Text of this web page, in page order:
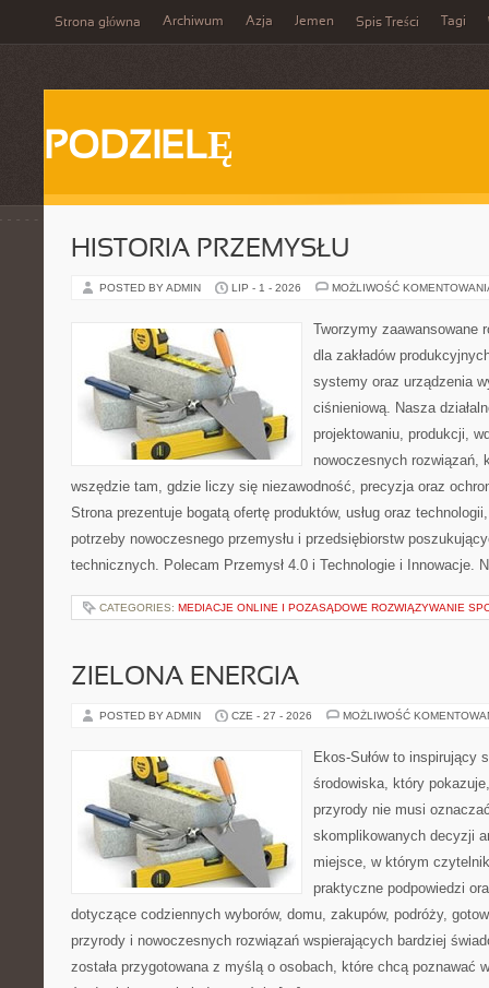
Strona główna Archiwum Azja Jemen Spis Treści Tagi
PODZIELĘ
HISTORIA PRZEMYSŁU
POSTED BY ADMIN LIP - 1 - 2026 MOŻLIWOŚĆ
Tworzymy zaawansowane
dla zakładów
systemy oraz urządzenia
ciśnieniową. Nasza
projektowaniu, produkcji,
nowoczesnych rozwiązań,
wszędzie tam, gdzie liczy się niezawodność, precyzja oraz
Strona prezentuje bogatą ofertę produktów, usług oraz
potrzeby nowoczesnego przemysłu i przedsiębiorstw
technicznych. Polecam Przemysł 4.0 i Technologie i Innowacje.
CATEGORIES: MEDIACJE ONLINE I POZASĄDOWE ROZWIĄZYWANIE
ZIELONA ENERGIA
POSTED BY ADMIN CZE - 27 - 2026 MOŻLIWOŚĆ
Ekos-Sułów to inspirujący
środowiska, który
przyrody nie musi
skomplikowanych decyzji
miejsce, w którym
praktyczne podpowiedzi
dotyczące codziennych wyborów, domu, zakupów, podróży,
przyrody i nowoczesnych rozwiązań wspierających bardziej
została przygotowana z myślą o osobach, które chcą poznawać